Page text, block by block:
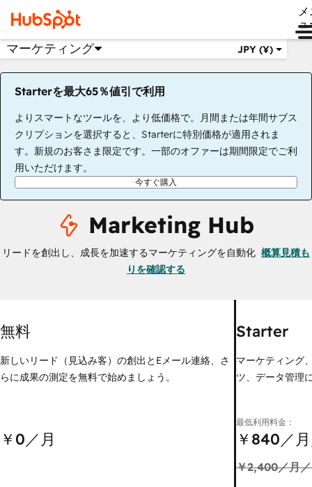
ュ
マーケティング JPY (¥)
Starterを最大65％値引で利用
よりスマートなツールを、より低価格で。月間または年間サブス
クリプションを選択すると、Starterに特別価格が適用されま
す。新規のお客さま限定です。一部のオファーは期間限定でご利
用いただけます。
今すぐ購入
Marketing Hub
リードを創出し、成長を加速するマーケティングを自動化 概算見積も
りを確認する
無料
新しいリード（見込み客）の創出とEメール連絡、さ
らに成果の測定を無料で始めましょう。
￥0／月
Starter
マーケティング
ツ、データ管理
最低利用料金：
￥840／
￥2,400／月